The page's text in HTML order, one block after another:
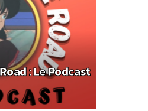
: Le Podcast